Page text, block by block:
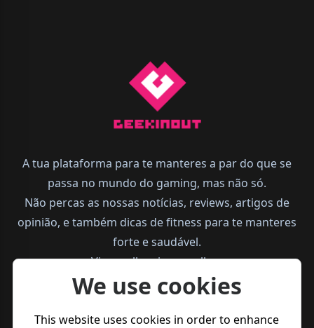
A tua plataforma para te manteres a par do que se
passa no mundo do gaming, mas não só.
Não percas as nossas notícias, reviews, artigos de
opinião, e também dicas de fitness para te manteres
forte e saudável.
Vive melhor, joga melhor.
We use cookies
This website uses cookies in order to enhance